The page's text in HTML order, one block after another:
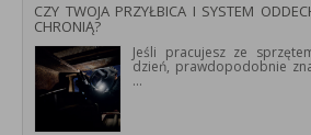
CZY TWOJA PRZYŁBICA I SYSTEM
CHRONIĄ?
Jeśli pracujesz ze
dzień, prawdopodobnie
...